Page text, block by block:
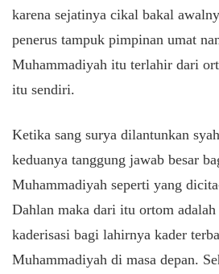
karena sejatinya cikal bakal
penerus tampuk pimpinan umat
Muhammadiyah itu terlahir dari
itu sendiri.
Ketika sang surya dilantunkan
keduanya tanggung jawab besar
Muhammadiyah seperti yang
Dahlan maka dari itu ortom adalah
kaderisasi bagi lahirnya kader
Muhammadiyah di masa depan.